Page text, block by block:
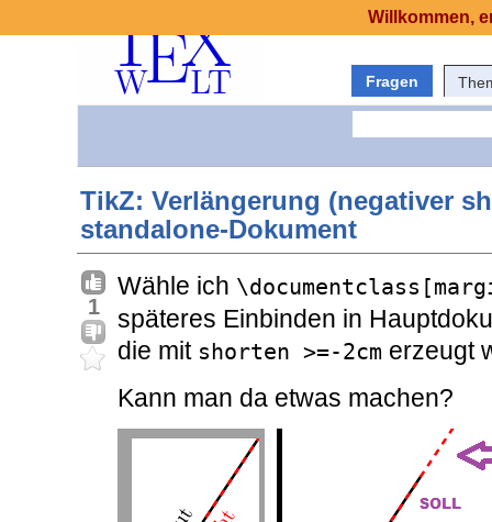
Fragen
TikZ: Verlängerung (negativer
standalone-Dokument
1
Wähle ich
späteres Einbinden in
die mit shorten >=-2cm erzeugt
Kann man da etwas machen?
Willkommen,